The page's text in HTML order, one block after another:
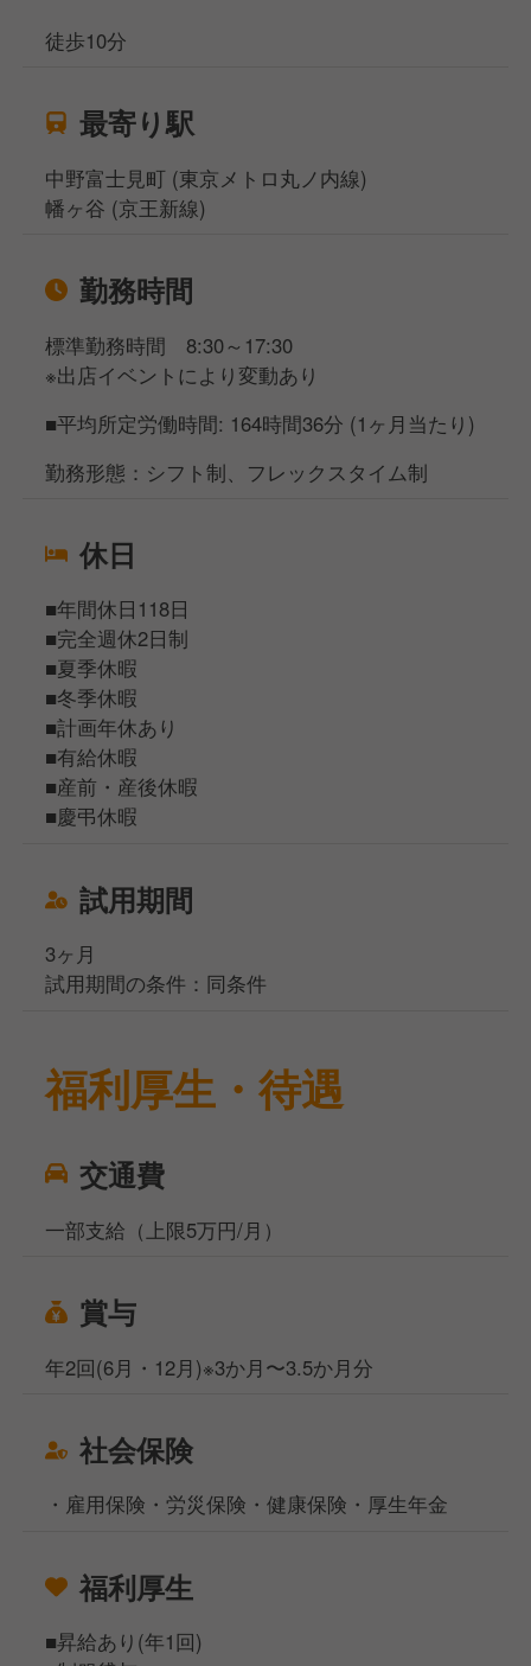
徒歩10分
最寄り駅
中野富士見町 (東京メトロ丸ノ内線)
幡ヶ谷 (京王新線)
勤務時間
標準勤務時間 8:30～17:30
※出店イベントにより変動あり
■平均所定労働時間: 164時間36分 (1ヶ月当たり)
勤務形態：シフト制、フレックスタイム制
休日
■年間休日118日
■完全週休2日制
■夏季休暇
■冬季休暇
■計画年休あり
■有給休暇
■産前・産後休暇
■慶弔休暇
試用期間
3ヶ月
試用期間の条件：同条件
福利厚生・待遇
交通費
一部支給（上限5万円/月）
賞与
年2回(6月・12月)※3か月〜3.5か月分
社会保険
・雇用保険・労災保険・健康保険・厚生年金
福利厚生
■昇給あり(年1回)